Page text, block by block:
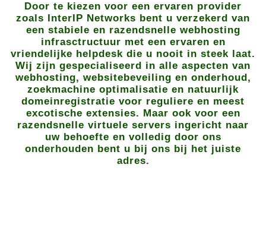
Door te kiezen voor een ervaren provider
zoals InterIP Networks bent u verzekerd van
een stabiele en razendsnelle webhosting
infrasctructuur met een ervaren en
vriendelijke helpdesk die u nooit in steek laat.
Wij zijn gespecialiseerd in alle aspecten van
webhosting, websitebeveiling en onderhoud,
zoekmachine optimalisatie en natuurlijk
domeinregistratie voor reguliere en meest
excotische extensies. Maar ook voor een
razendsnelle virtuele servers ingericht naar
uw behoefte en volledig door ons
onderhouden bent u bij ons bij het juiste
adres.